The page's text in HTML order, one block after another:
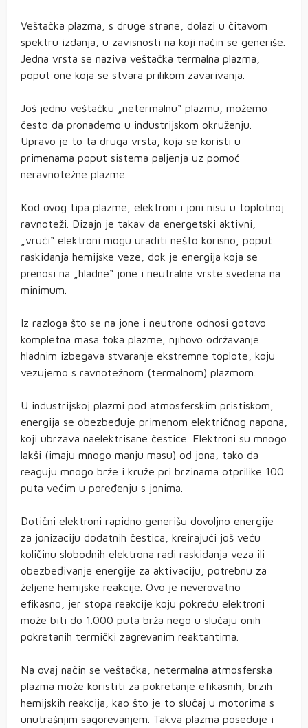
Veštačka plazma, s druge strane, dolazi u čitavom
spektru izdanja, u zavisnosti na koji način se generiše.
Jedna vrsta se naziva veštačka termalna plazma,
poput one koja se stvara prilikom zavarivanja.
Još jednu veštačku „netermalnu“ plazmu, možemo
često da pronađemo u industrijskom okruženju.
Upravo je to ta druga vrsta, koja se koristi u
primenama poput sistema paljenja uz pomoć
neravnotežne plazme.
Kod ovog tipa plazme, elektroni i joni nisu u toplotnoj
ravnoteži. Dizajn je takav da energetski aktivni,
„vrući“ elektroni mogu uraditi nešto korisno, poput
raskidanja hemijske veze, dok je energija koja se
prenosi na „hladne“ jone i neutralne vrste svedena na
minimum.
Iz razloga što se na jone i neutrone odnosi gotovo
kompletna masa toka plazme, njihovo održavanje
hladnim izbegava stvaranje ekstremne toplote, koju
vezujemo s ravnotežnom (termalnom) plazmom.
U industrijskoj plazmi pod atmosferskim pristiskom,
energija se obezbeđuje primenom električnog napona,
koji ubrzava naelektrisane čestice. Elektroni su mnogo
lakši (imaju mnogo manju masu) od jona, tako da
reaguju mnogo brže i kruže pri brzinama otprilike 100
puta većim u poređenju s jonima.
Dotični elektroni rapidno generišu dovoljno energije
za jonizaciju dodatnih čestica, kreirajući još veću
količinu slobodnih elektrona radi raskidanja veza ili
obezbeđivanje energije za aktivaciju, potrebnu za
željene hemijske reakcije. Ovo je neverovatno
efikasno, jer stopa reakcije koju pokreću elektroni
može biti do 1.000 puta brža nego u slučaju onih
pokretanih termički zagrevanim reaktantima.
Na ovaj način se veštačka, netermalna atmosferska
plazma može koristiti za pokretanje efikasnih, brzih
hemijskih reakcija, kao što je to slučaj u motorima s
unutrašnjim sagorevanjem. Takva plazma poseduje i